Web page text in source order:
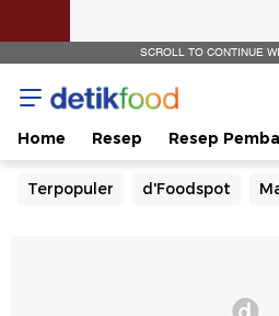
SCROLL TO CONTINUE
Home Resep Resep
Terpopuler d'Foodspot